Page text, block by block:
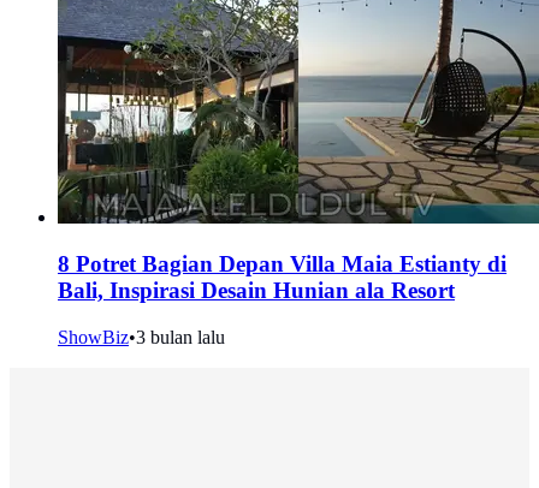
8 Potret Bagian Depan Villa Maia Estianty di
Bali, Inspirasi Desain Hunian ala Resort
ShowBiz•3 bulan lalu